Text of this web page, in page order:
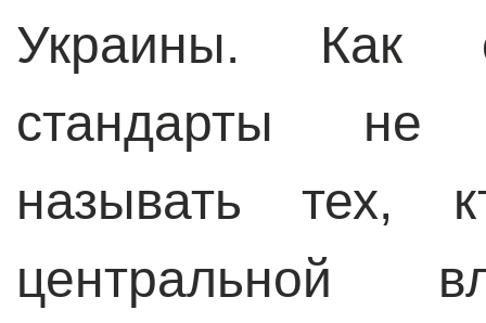
Украины. Как
стандарты не
называть тех,
центральной